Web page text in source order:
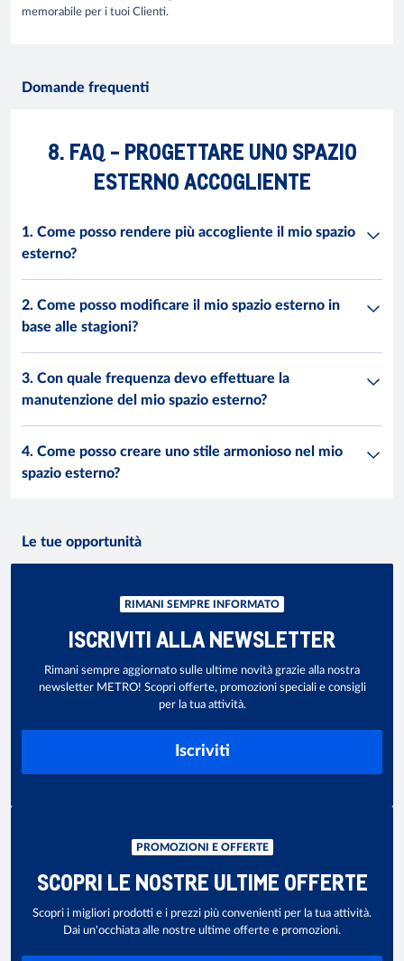
memorabile per i tuoi Clienti.
Domande frequenti
8. FAQ - PROGETTARE UNO SPAZIO
ESTERNO ACCOGLIENTE
1. Come posso rendere più accogliente il mio spazio
esterno?
2. Come posso modificare il mio spazio esterno in
base alle stagioni?
3. Con quale frequenza devo effettuare la
manutenzione del mio spazio esterno?
4. Come posso creare uno stile armonioso nel mio
spazio esterno?
Le tue opportunità
RIMANI SEMPRE INFORMATO
ISCRIVITI ALLA NEWSLETTER
Rimani sempre aggiornato sulle ultime novità grazie alla nostra
newsletter METRO! Scopri offerte, promozioni speciali e consigli
per la tua attività.
Iscriviti
PROMOZIONI E OFFERTE
SCOPRI LE NOSTRE ULTIME OFFERTE
Scopri i migliori prodotti e i prezzi più convenienti per la tua attività.
Dai un'occhiata alle nostre ultime offerte e promozioni.